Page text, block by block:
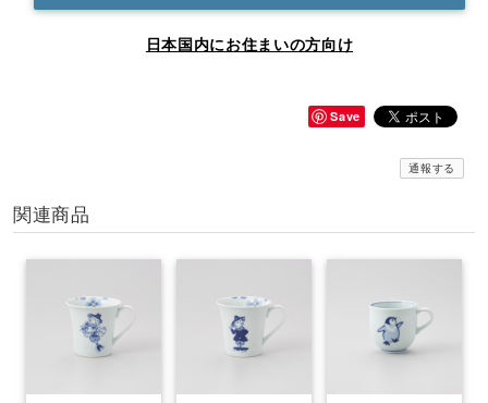
日本国内にお住まいの方向け
Save
通報する
関連商品